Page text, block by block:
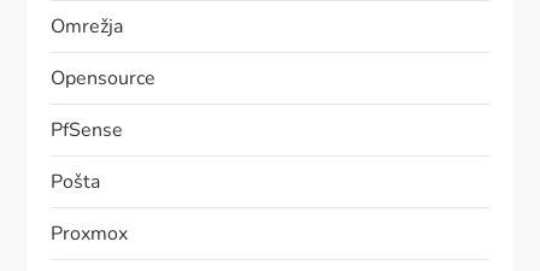
Omrežja
Opensource
PfSense
Pošta
Proxmox